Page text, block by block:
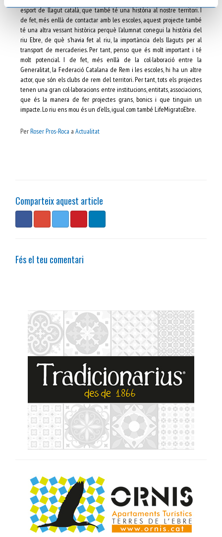
esport de llagut català, que també té una història al nostre territori. I
de fet, més enllà de contactar amb les escoles, aquest projecte també
té una altra vessant històrica perquè l’alumnat conegui la història del
riu Ebre, de què s’havia fet al riu, la importància dels llaguts per al
transport de mercaderies. Per tant, penso que és molt important i té
molt potencial. I de fet, més enllà de la col·laboració entre la
Generalitat, la Federació Catalana de Rem i les escoles, hi ha un altre
actor, que són els clubs de rem del territori. Per tant, tots els projectes
tenen una gran col·laboracions entre institucions, entitats, associacions,
que és la manera de fer projectes grans, bonics i que tinguin un
impacte. Lo riu ens mou és un d’ells, igual com també LifeMigratoEbre.
PerRoser Pros-Roca a Actualitat
Comparteix aquest article
Fés el teu comentari